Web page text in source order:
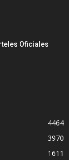
Oficiales
4464
3970
1611